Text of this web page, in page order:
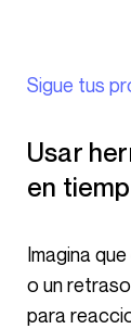
Sigue tus
Usar herramientas de seguimiento
en
Imagina que descubres un exceso de presupuesto
o un
para